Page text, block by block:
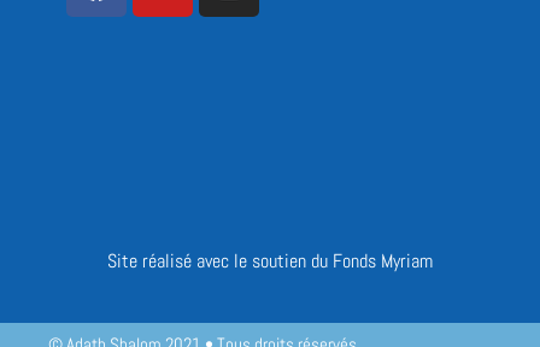
Site réalisé avec le soutien du Fonds Myriam